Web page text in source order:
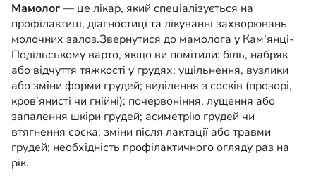
Мамолог— це лікар, який спеціалізується на
профілактиці, діагностиці та лікуванні захворювань
молочних залоз.Звернутися до мамолога у Кам’янці-
Подільському варто, якщо ви помітили: біль, набряк
або відчуття тяжкості у грудях; ущільнення, вузлики
або зміни форми грудей; виділення з сосків (прозорі,
кров’янисті чи гнійні); почервоніння, лущення або
запалення шкіри грудей; асиметрію грудей чи
втягнення соска; зміни після лактації або травми
грудей; необхідність профілактичного огляду раз на
рік.